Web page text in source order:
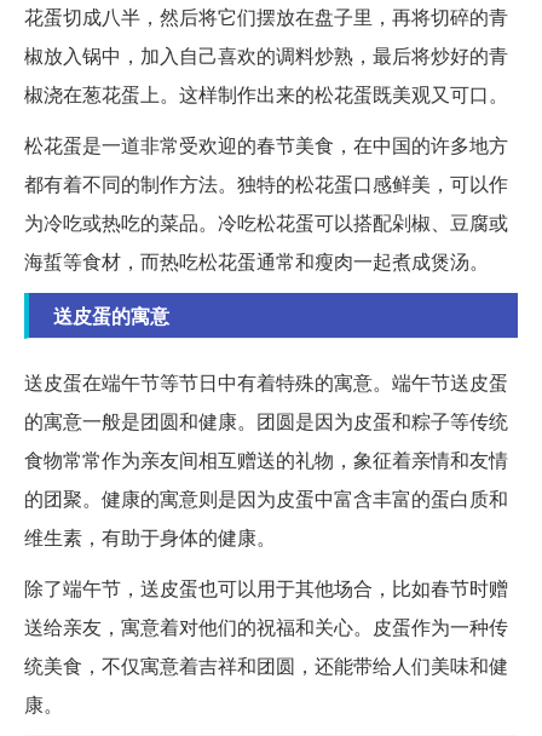
花蛋切成八半，然后将它们摆放在盘子里，再将切碎的青
椒放入锅中，加入自己喜欢的调料炒熟，最后将炒好的青
椒浇在葱花蛋上。这样制作出来的松花蛋既美观又可口。
松花蛋是一道非常受欢迎的春节美食，在中国的许多地方
都有着不同的制作方法。独特的松花蛋口感鲜美，可以作
为冷吃或热吃的菜品。冷吃松花蛋可以搭配剁椒、豆腐或
海蜇等食材，而热吃松花蛋通常和瘦肉一起煮成煲汤。
送皮蛋的寓意
送皮蛋在端午节等节日中有着特殊的寓意。端午节送皮蛋
的寓意一般是团圆和健康。团圆是因为皮蛋和粽子等传统
食物常常作为亲友间相互赠送的礼物，象征着亲情和友情
的团聚。健康的寓意则是因为皮蛋中富含丰富的蛋白质和
维生素，有助于身体的健康。
除了端午节，送皮蛋也可以用于其他场合，比如春节时赠
送给亲友，寓意着对他们的祝福和关心。皮蛋作为一种传
统美食，不仅寓意着吉祥和团圆，还能带给人们美味和健
康。